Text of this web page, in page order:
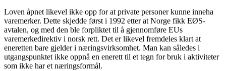
Loven åpnet likevel ikke opp for at private personer kunne inneha
varemerker. Dette skjedde først i 1992 etter at Norge fikk EØS-
avtalen, og med den ble forpliktet til å gjennomføre EUs
varemerkedirektiv i norsk rett. Det er likevel fremdeles klart at
eneretten bare gjelder i næringsvirksomhet. Man kan således i
utgangspunktet ikke oppnå en enerett til et tegn for bruk i aktiviteter
som ikke har et næringsformål.